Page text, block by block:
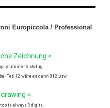
Europiccola / Professional
Zeichnung <
ist immer 3 stellig.
Teil 12 wäre es dann 012 usw.
<
is always 3 digits.